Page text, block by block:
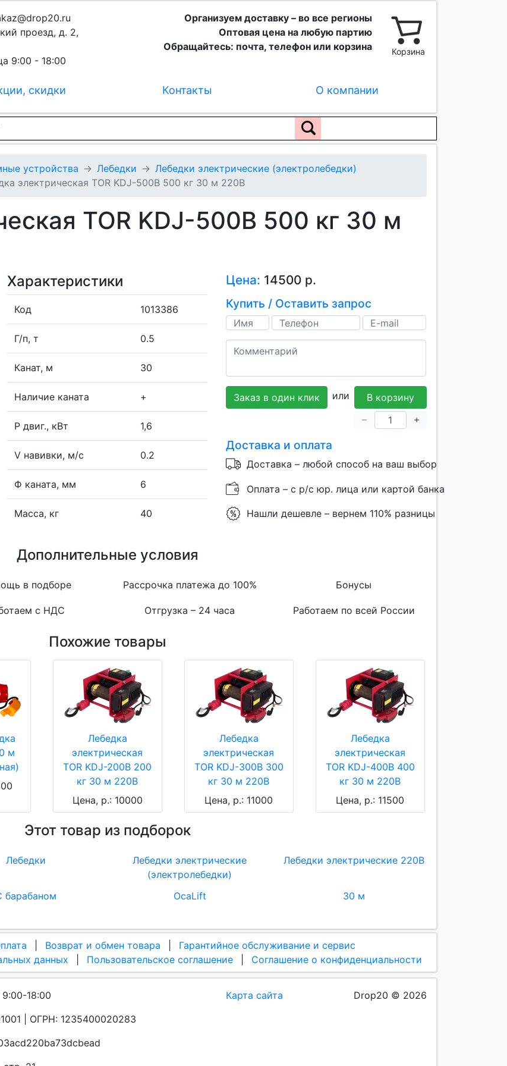
проезд, д. 2,
9:00 - 18:00
Организуем доставку – во все регионы
Оптовая цена на любую партию
Обращайтесь: почта, телефон или корзина
Корзина
скидки Контакты О компании
устройства Лебедки
Лебедки электрические (электролебедки)
электрическая TOR KDJ-500B 500 кг 30 м 220В
TOR KDJ-500B 500 кг 30 м
Характеристики
Код 1013386
Г/п, т 0.5
Канат, м 30
Наличие каната +
P двиг., кВт 1,6
V навивки, м/с 0.2
Ф каната, мм 6
Масса, кг 40
Цена: 14500 р.
Купить / Оставить запрос
Заказ в один клик или В корзину
Доставка и оплата
Доставка – любой способ на ваш выбор
Оплата – с р/с юр. лица или картой банка
Нашли дешевле – вернем 110% разницы
Дополнительные условия
в подборе Рассрочка платежа до 100% Бонусы
с НДС Отгрузка – 24 часа Работаем по всей России
Похожие товары
м
Лебедка
электрическая
TOR KDJ-200B 200
кг 30 м 220В
Цена, р.: 10000
Лебедка
электрическая
TOR KDJ-300B 300
кг 30 м 220В
Цена, р.: 11000
Лебедка
электрическая
TOR KDJ-400B 400
кг 30 м 220В
Цена, р.: 11500
Этот товар из подборок
Лебедки
Лебедки электрические
(электролебедки)
Лебедки электрические 220В
барабаном OcaLift 30 м
Возврат и обмен товара
Гарантийное обслуживание и сервис
данных Пользовательское соглашение Соглашение о конфиденциальности
18:00
| ОГРН: 1235400020283
Карта сайта Drop20 © 2026